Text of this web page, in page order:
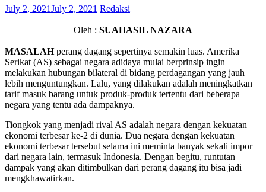
July 2, 2021July 2, 2021 Redaksi
Oleh : SUAHASIL NAZARA
MASALAHperang dagang sepertinya semakin luas. Amerika
Serikat (AS) sebagai negara adidaya mulai berprinsip ingin
melakukan hubungan bilateral di bidang perdagangan yang jauh
lebih menguntungkan. Lalu, yang dilakukan adalah meningkatkan
tarif masuk barang untuk produk-produk tertentu dari beberapa
negara yang tentu ada dampaknya.
Tiongkok yang menjadi rival AS adalah negara dengan kekuatan
ekonomi terbesar ke-2 di dunia. Dua negara dengan kekuatan
ekonomi terbesar tersebut selama ini meminta banyak sekali impor
dari negara lain, termasuk Indonesia. Dengan begitu, runtutan
dampak yang akan ditimbulkan dari perang dagang itu bisa jadi
mengkhawatirkan.